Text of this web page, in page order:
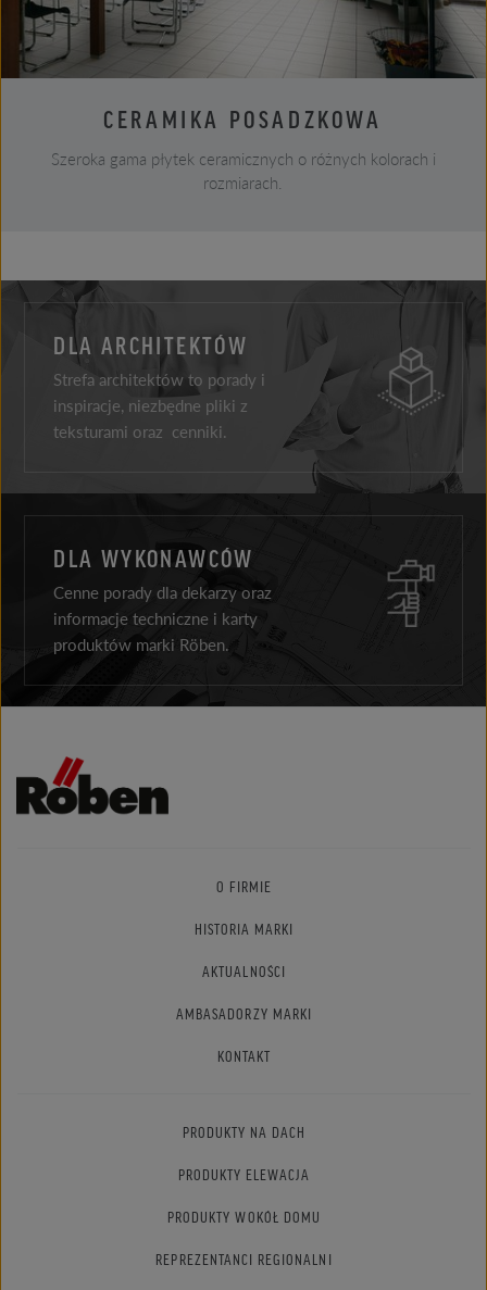
CERAMIKA POSADZKOWA
Szeroka gama płytek ceramicznych o różnych kolorach i
rozmiarach.
DLA ARCHITEKTÓW
Strefa architektów to porady i
inspiracje, niezbędne pliki z
teksturami oraz cenniki.
DLA WYKONAWCÓW
Cenne porady dla dekarzy oraz
informacje techniczne i karty
produktów marki Röben.
O FIRMIE
HISTORIA MARKI
AKTUALNOŚCI
AMBASADORZY MARKI
KONTAKT
PRODUKTY NA DACH
PRODUKTY ELEWACJA
PRODUKTY WOKÓŁ DOMU
REPREZENTANCI REGIONALNI